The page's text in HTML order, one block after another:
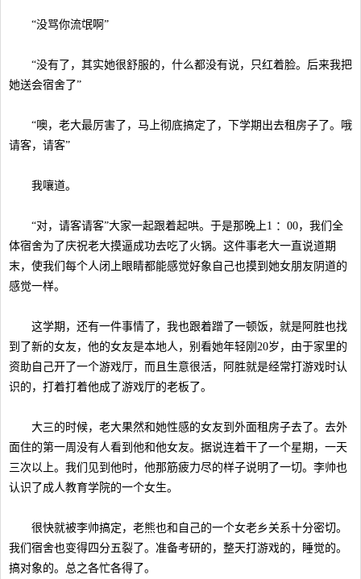
“没骂你流氓啊”
“没有了，其实她很舒服的，什么都没有说，只红着脸。后来我把
她送会宿舍了”
“噢，老大最厉害了，马上彻底搞定了，下学期出去租房子了。哦
请客，请客”
我嚷道。
“对，请客请客”大家一起跟着起哄。于是那晚上1 ：00，我们全
体宿舍为了庆祝老大摸逼成功去吃了火锅。这件事老大一直说道期
末，使我们每个人闭上眼睛都能感觉好象自己也摸到她女朋友阴道的
感觉一样。
这学期，还有一件事情了，我也跟着蹭了一顿饭，就是阿胜也找
到了新的女友，他的女友是本地人，别看她年轻刚20岁，由于家里的
资助自己开了一个游戏厅，而且生意很活，阿胜就是经常打游戏时认
识的，打着打着他成了游戏厅的老板了。
大三的时候，老大果然和她性感的女友到外面租房子去了。去外
面住的第一周没有人看到他和他女友。据说连着干了一个星期，一天
三次以上。我们见到他时，他那筋疲力尽的样子说明了一切。李帅也
认识了成人教育学院的一个女生。
很快就被李帅搞定，老熊也和自己的一个女老乡关系十分密切。
我们宿舍也变得四分五裂了。准备考研的，整天打游戏的，睡觉的。
搞对象的。总之各忙各得了。